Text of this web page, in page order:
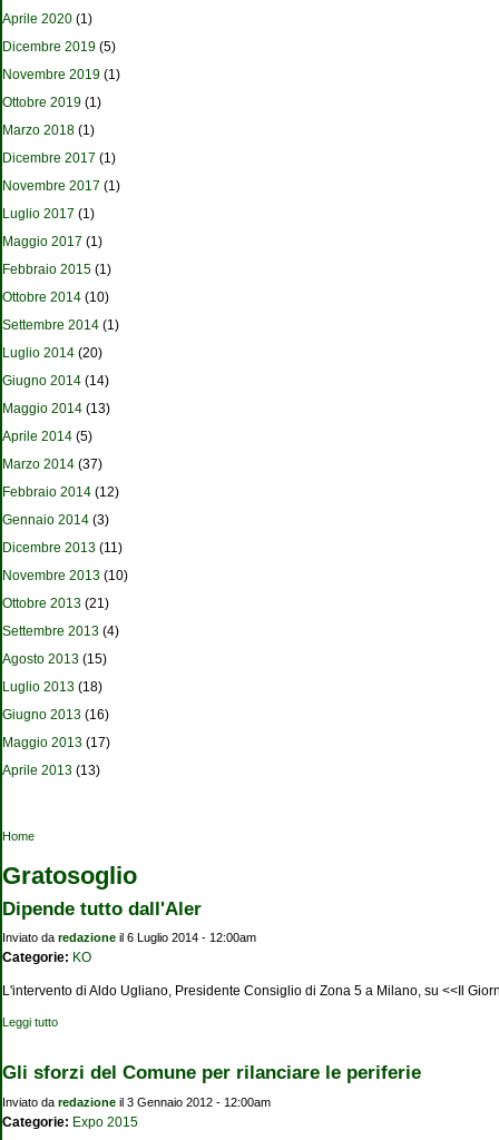
Aprile 2020 (1)
Dicembre 2019 (5)
Novembre 2019 (1)
Ottobre 2019 (1)
Marzo 2018 (1)
Dicembre 2017 (1)
Novembre 2017 (1)
Luglio 2017 (1)
Maggio 2017 (1)
Febbraio 2015 (1)
Ottobre 2014 (10)
Settembre 2014 (1)
Luglio 2014 (20)
Giugno 2014 (14)
Maggio 2014 (13)
Aprile 2014 (5)
Marzo 2014 (37)
Febbraio 2014 (12)
Gennaio 2014 (3)
Dicembre 2013 (11)
Novembre 2013 (10)
Ottobre 2013 (21)
Settembre 2013 (4)
Agosto 2013 (15)
Luglio 2013 (18)
Giugno 2013 (16)
Maggio 2013 (17)
Aprile 2013 (13)
Tu sei qui
Home
Gratosoglio
Dipende tutto dall'Aler
Inviato da redazione il 6 Luglio 2014 - 12:00am
Categorie: KO
L'intervento di Aldo Ugliano, Presidente Consiglio di Zona 5 a Milano, su <<Il
Leggi tutto
Gli sforzi del Comune per rilanciare le periferie
Inviato da redazione il 3 Gennaio 2012 - 12:00am
Categorie: Expo 2015